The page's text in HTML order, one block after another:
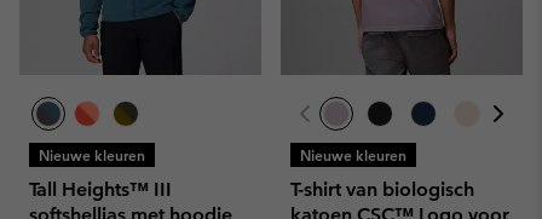
Nieuwe kleuren
Tall Heights™ III
Nieuwe kleuren
T-shirt van biologisch